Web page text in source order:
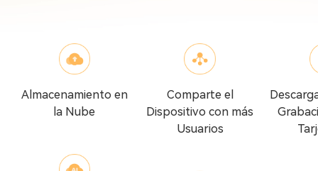
Almacenamiento en
la Nube
Comparte el
Dispositivo con más
Usuarios